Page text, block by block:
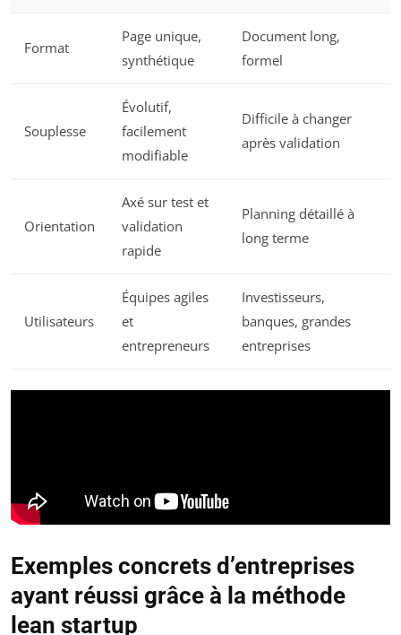
Format
Page unique,
synthétique
Document long,
formel
Souplesse
Évolutif,
facilement
modifiable
Difficile à changer
après validation
Orientation
Axé sur test et
validation
rapide
Planning détaillé à
long terme
Utilisateurs
Équipes agiles
et
entrepreneurs
Investisseurs,
banques, grandes
entreprises
Exemples concrets d’entreprises
ayant réussi grâce à la méthode
lean startup